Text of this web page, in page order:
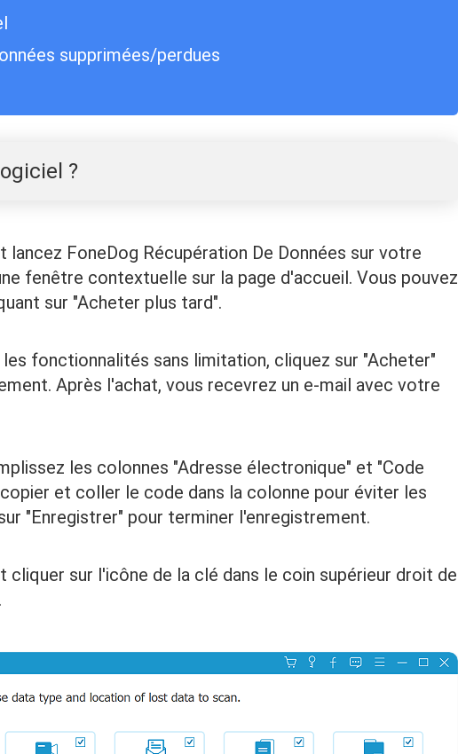
supprimées/perdues
?
lancez FoneDog Récupération De Données sur votre
fenêtre contextuelle sur la page d'accueil. Vous pouvez
sur "Acheter plus tard".
fonctionnalités sans limitation, cliquez sur "Acheter"
Après l'achat, vous recevrez un e-mail avec votre
les colonnes "Adresse électronique" et "Code
et coller le code dans la colonne pour éviter les
"Enregistrer" pour terminer l'enregistrement.
cliquer sur l'icône de la clé dans le coin supérieur droit de